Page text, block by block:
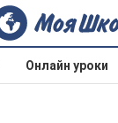
Онлайн уроки